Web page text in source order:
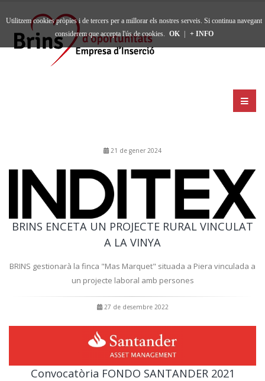
21 de gener 2024
BRINS ENCETA UN PROJECTE RURAL VINCULAT
A LA VINYA
BRINS gestionarà la finca "Mas Marquet" situada a Piera vinculada a
un projecte laboral amb persones
27 de desembre 2022
Convocatòria FONDO SANTANDER 2021
Utilitzem cookies pròpies i de tercers per a millorar els nostres serveis. Si continua navegant
considerem que accepta l'ús de cookies. OK + INFO